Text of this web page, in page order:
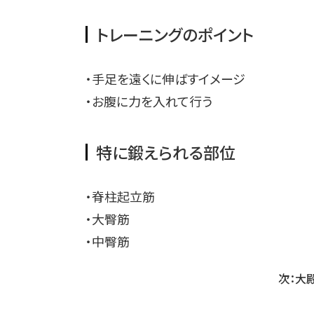
トレーニングのポイント
・手足を遠くに伸ばすイメージ
・お腹に力を入れて行う
特に鍛えられる部位
・脊柱起立筋
・大臀筋
・中臀筋
次：大